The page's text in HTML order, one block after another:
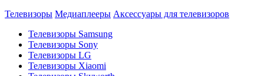
Телевизоры Медиаплееры Аксессуары для телевизоров
Телевизоры Samsung
Телевизоры Sony
Телевизоры LG
Телевизоры Xiaomi